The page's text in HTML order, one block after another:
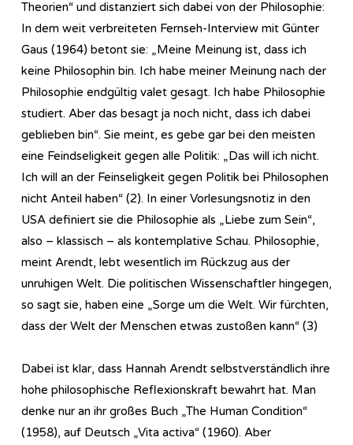
Theorien“ und distanziert sich dabei von der Philosophie:
In dem weit verbreiteten Fernseh-Interview mit Günter
Gaus (1964) betont sie: „Meine Meinung ist, dass ich
keine Philosophin bin. Ich habe meiner Meinung nach der
Philosophie endgültig valet gesagt. Ich habe Philosophie
studiert. Aber das besagt ja noch nicht, dass ich dabei
geblieben bin“. Sie meint, es gebe gar bei den meisten
eine Feindseligkeit gegen alle Politik: „Das will ich nicht.
Ich will an der Feinseligkeit gegen Politik bei Philosophen
nicht Anteil haben“ (2). In einer Vorlesungsnotiz in den
USA definiert sie die Philosophie als „Liebe zum Sein“,
also – klassisch – als kontemplative Schau. Philosophie,
meint Arendt, lebt wesentlich im Rückzug aus der
unruhigen Welt. Die politischen Wissenschaftler hingegen,
so sagt sie, haben eine „Sorge um die Welt. Wir fürchten,
dass der Welt der Menschen etwas zustoßen kann“ (3)
Dabei ist klar, dass Hannah Arendt selbstverständlich ihre
hohe philosophische Reflexionskraft bewahrt hat. Man
denke nur an ihr großes Buch „The Human Condition“
(1958), auf Deutsch „Vita activa“ (1960). Aber